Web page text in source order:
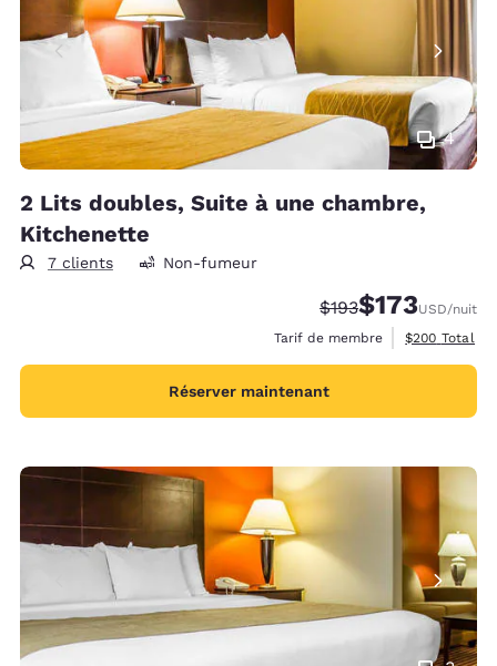
4
2 Lits doubles, Suite à une chambre,
Kitchenette
7 clients Non-fumeur
Tarif barré :
$193Tarif réduit :
$173USD/nuit
Tarif de membre
Afficher les
$200 Total
Réserver maintenant